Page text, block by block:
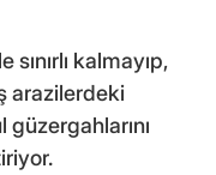
kalmayıp,
arazilerdeki